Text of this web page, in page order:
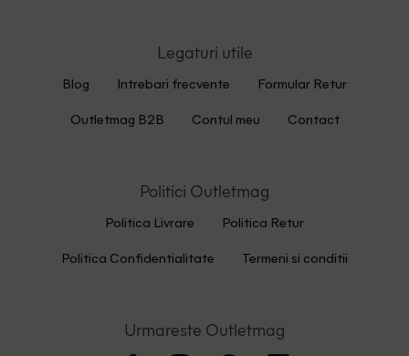
Legaturi utile
Blog Intrebari frecvente Formular Retur
Outletmag B2B Contul meu Contact
Politici Outletmag
Politica Livrare Politica Retur
Politica Confidentialitate Termeni si conditii
Urmareste Outletmag